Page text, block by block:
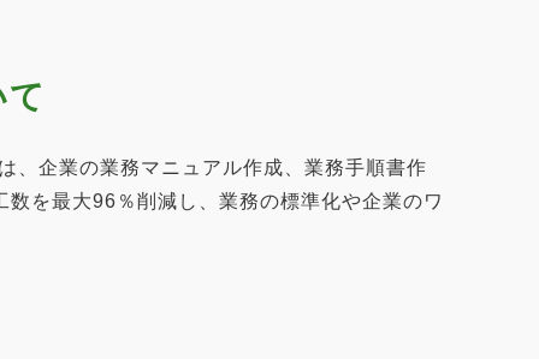
企業の業務マニュアル作成、業務手順書作
を最大96％削減し、業務の標準化や企業のワ